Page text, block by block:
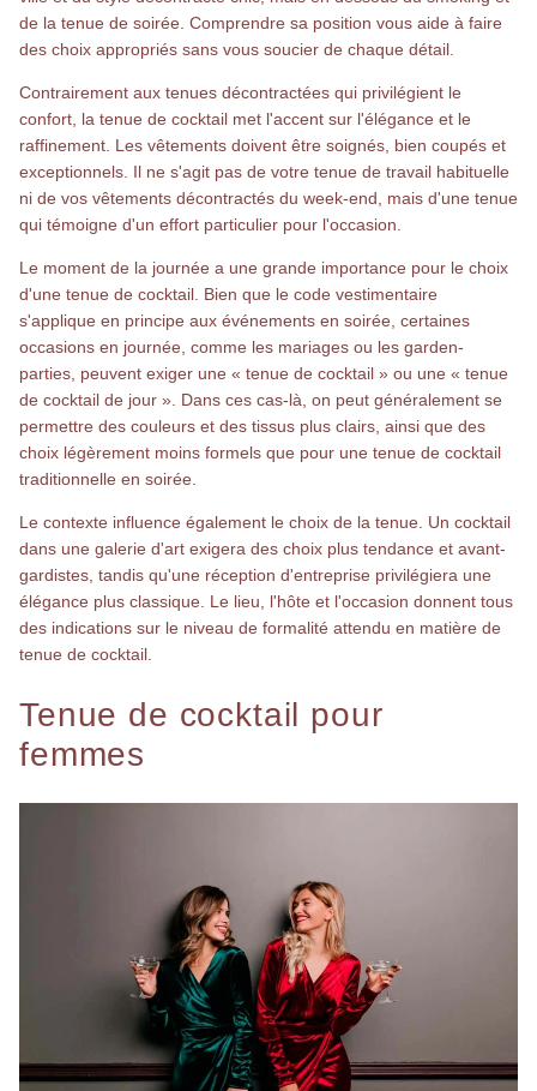
de la tenue de soirée. Comprendre sa position vous aide à faire
des choix appropriés sans vous soucier de chaque détail.
Contrairement aux tenues décontractées qui privilégient le
confort, la tenue de cocktail met l'accent sur l'élégance et le
raffinement. Les vêtements doivent être soignés, bien coupés et
exceptionnels. Il ne s'agit pas de votre tenue de travail habituelle
ni de vos vêtements décontractés du week-end, mais d'une tenue
qui témoigne d'un effort particulier pour l'occasion.
Le moment de la journée a une grande importance pour le choix
d'une tenue de cocktail. Bien que le code vestimentaire
s'applique en principe aux événements en soirée, certaines
occasions en journée, comme les mariages ou les garden-
parties, peuvent exiger une « tenue de cocktail » ou une « tenue
de cocktail de jour ». Dans ces cas-là, on peut généralement se
permettre des couleurs et des tissus plus clairs, ainsi que des
choix légèrement moins formels que pour une tenue de cocktail
traditionnelle en soirée.
Le contexte influence également le choix de la tenue. Un cocktail
dans une galerie d'art exigera des choix plus tendance et avant-
gardistes, tandis qu'une réception d'entreprise privilégiera une
élégance plus classique. Le lieu, l'hôte et l'occasion donnent tous
des indications sur le niveau de formalité attendu en matière de
tenue de cocktail.
Tenue de cocktail pour
femmes